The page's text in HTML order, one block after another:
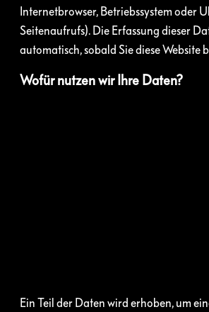
Internetbrowser, Betriebssystem oder
Seitenaufrufs). Die Erfassung dieser
automatisch, sobald Sie diese Website
Wofür nutzen wir Ihre Daten?
Ein Teil der Daten wird erhoben, um